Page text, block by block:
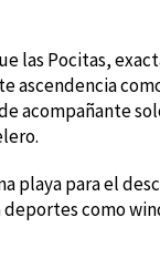
las Pocitas,
ascendencia
playa para el
como